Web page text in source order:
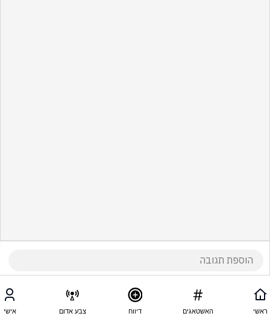
ראשי האשטאגים דיווח צבע אדום אישי